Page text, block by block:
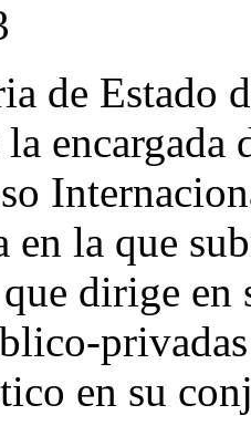
de Estado
encargada
en la que
dirige en
en su